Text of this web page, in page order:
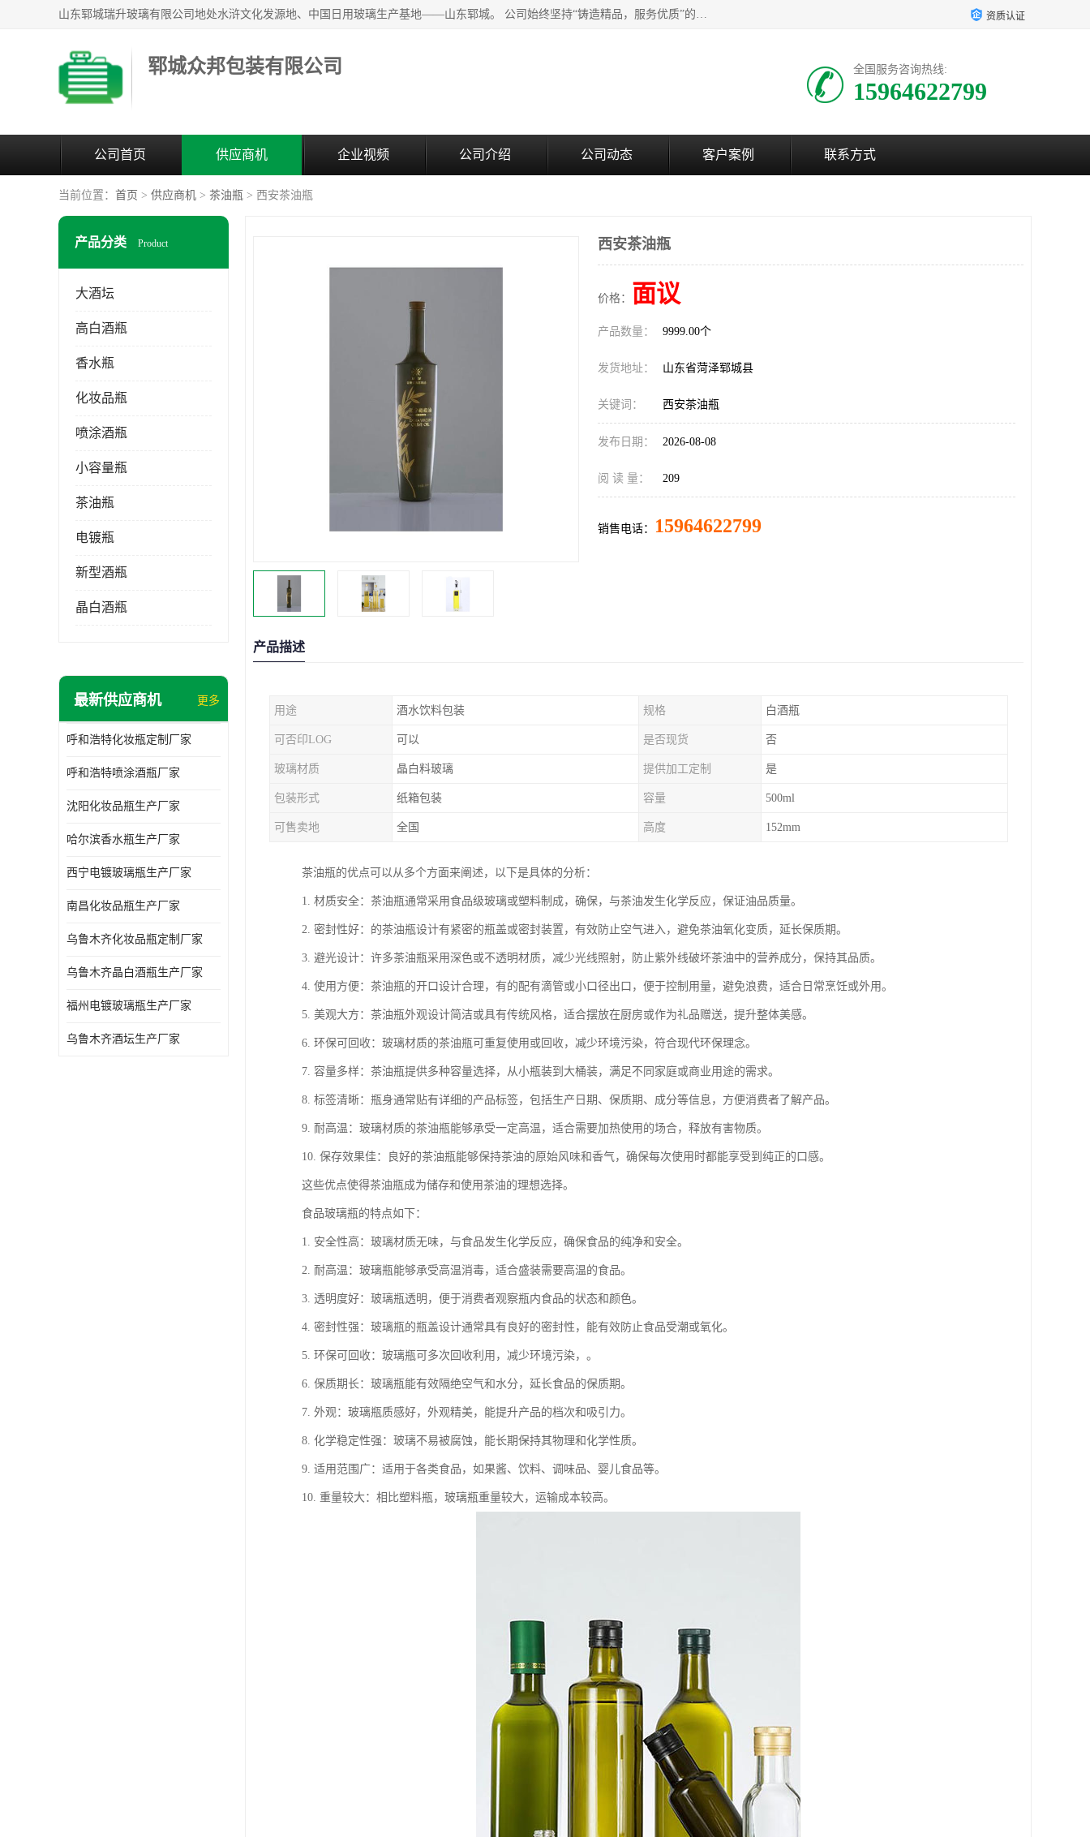
山东郓城瑞升玻璃有限公司地处水浒文化发源地、中国日用玻璃生产基地——山东郓城。 公司始终坚持“铸造精品，服务优质”的经营理念，斥资8000多万元引进国内先进的水晶料手工瓶生产线6条，晶白料8S机生产线8条，并引进人工挑料生产异型瓶和水晶玻璃瓶盖生产线。 资质认证
郓城众邦包装有限公司 全国服务咨询热线:
15964622799
公司首页 供应商机 企业视频 公司介绍 公司动态 客户案例 联系方式
当前位置： 首页 > 供应商机 > 茶油瓶 > 西安茶油瓶
产品分类 Product
大酒坛
高白酒瓶
香水瓶
化妆品瓶
喷涂酒瓶
小容量瓶
茶油瓶
电镀瓶
新型酒瓶
晶白酒瓶
最新供应商机 更多
呼和浩特化妆瓶定制厂家
呼和浩特喷涂酒瓶厂家
沈阳化妆品瓶生产厂家
哈尔滨香水瓶生产厂家
西宁电镀玻璃瓶生产厂家
南昌化妆品瓶生产厂家
乌鲁木齐化妆品瓶定制厂家
乌鲁木齐晶白酒瓶生产厂家
福州电镀玻璃瓶生产厂家
乌鲁木齐酒坛生产厂家
西安茶油瓶
价格： 面议
产品数量： 9999.00个
发货地址： 山东省菏泽郓城县
关键词： 西安茶油瓶
发布日期： 2026-08-08
阅 读 量： 209
销售电话： 15964622799
产品描述
用途 酒水饮料包装 规格 白酒瓶
可否印LOG 可以 是否现货 否
玻璃材质 晶白料玻璃 提供加工定制 是
包装形式 纸箱包装 容量 500ml
可售卖地 全国 高度 152mm
茶油瓶的优点可以从多个方面来阐述，以下是具体的分析：
1. 材质安全：茶油瓶通常采用食品级玻璃或塑料制成，确保，与茶油发生化学反应，保证油品质量。
2. 密封性好：的茶油瓶设计有紧密的瓶盖或密封装置，有效防止空气进入，避免茶油氧化变质，延长保质期。
3. 避光设计：许多茶油瓶采用深色或不透明材质，减少光线照射，防止紫外线破坏茶油中的营养成分，保持其品质。
4. 使用方便：茶油瓶的开口设计合理，有的配有滴管或小口径出口，便于控制用量，避免浪费，适合日常烹饪或外用。
5. 美观大方：茶油瓶外观设计简洁或具有传统风格，适合摆放在厨房或作为礼品赠送，提升整体美感。
6. 环保可回收：玻璃材质的茶油瓶可重复使用或回收，减少环境污染，符合现代环保理念。
7. 容量多样：茶油瓶提供多种容量选择，从小瓶装到大桶装，满足不同家庭或商业用途的需求。
8. 标签清晰：瓶身通常贴有详细的产品标签，包括生产日期、保质期、成分等信息，方便消费者了解产品。
9. 耐高温：玻璃材质的茶油瓶能够承受一定高温，适合需要加热使用的场合，释放有害物质。
10. 保存效果佳：良好的茶油瓶能够保持茶油的原始风味和香气，确保每次使用时都能享受到纯正的口感。
这些优点使得茶油瓶成为储存和使用茶油的理想选择。
食品玻璃瓶的特点如下：
1. 安全性高：玻璃材质无味，与食品发生化学反应，确保食品的纯净和安全。
2. 耐高温：玻璃瓶能够承受高温消毒，适合盛装需要高温的食品。
3. 透明度好：玻璃瓶透明，便于消费者观察瓶内食品的状态和颜色。
4. 密封性强：玻璃瓶的瓶盖设计通常具有良好的密封性，能有效防止食品受潮或氧化。
5. 环保可回收：玻璃瓶可多次回收利用，减少环境污染，。
6. 保质期长：玻璃瓶能有效隔绝空气和水分，延长食品的保质期。
7. 外观：玻璃瓶质感好，外观精美，能提升产品的档次和吸引力。
8. 化学稳定性强：玻璃不易被腐蚀，能长期保持其物理和化学性质。
9. 适用范围广：适用于各类食品，如果酱、饮料、调味品、婴儿食品等。
10. 重量较大：相比塑料瓶，玻璃瓶重量较大，运输成本较高。